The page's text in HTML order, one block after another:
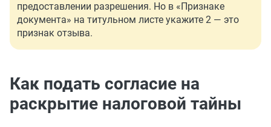
предоставлении разрешения. Но в «Признаке
документа» на титульном листе укажите 2 — это
признак отзыва.
Как подать согласие на
раскрытие налоговой тайны